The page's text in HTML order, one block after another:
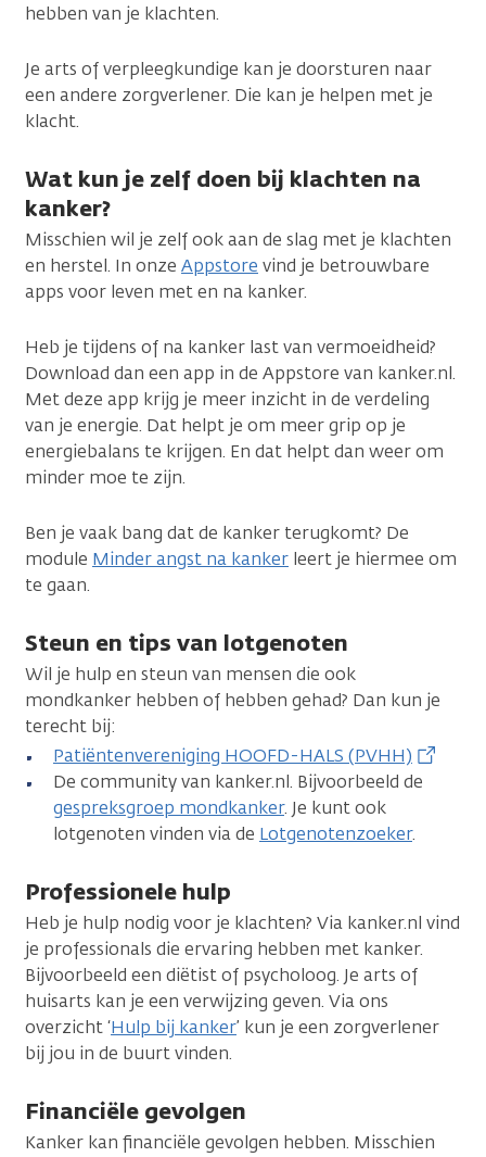
hebben van je klachten.
Je arts of verpleegkundige kan je doorsturen naar
een andere zorgverlener. Die kan je helpen met je
klacht.
Wat kun je zelf doen bij klachten na
kanker?
Misschien wil je zelf ook aan de slag met je klachten
en herstel. In onze Appstore vind je betrouwbare
apps voor leven met en na kanker.
Heb je tijdens of na kanker last van vermoeidheid?
Download dan een app in de Appstore van kanker.nl.
Met deze app krijg je meer inzicht in de verdeling
van je energie. Dat helpt je om meer grip op je
energiebalans te krijgen. En dat helpt dan weer om
minder moe te zijn.
Ben je vaak bang dat de kanker terugkomt? De
module Minder angst na kanker leert je hiermee om
te gaan.
Steun en tips van lotgenoten
Wil je hulp en steun van mensen die ook
mondkanker hebben of hebben gehad? Dan kun je
terecht bij:
Patiëntenvereniging HOOFD-HALS (PVHH)
De community van kanker.nl. Bijvoorbeeld de
gespreksgroep mondkanker. Je kunt ook
lotgenoten vinden via de Lotgenotenzoeker.
Professionele hulp
Heb je hulp nodig voor je klachten? Via kanker.nl vind
je professionals die ervaring hebben met kanker.
Bijvoorbeeld een diëtist of psycholoog. Je arts of
huisarts kan je een verwijzing geven. Via ons
overzicht ‘Hulp bij kanker’ kun je een zorgverlener
bij jou in de buurt vinden.
Financiële gevolgen
Kanker kan financiële gevolgen hebben. Misschien